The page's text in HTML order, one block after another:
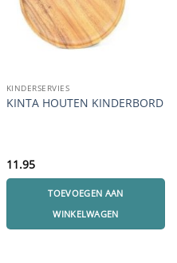
KINDERSERVIES
KINTA HOUTEN KINDERBORD
11.95
TOEVOEGEN AAN
WINKELWAGEN